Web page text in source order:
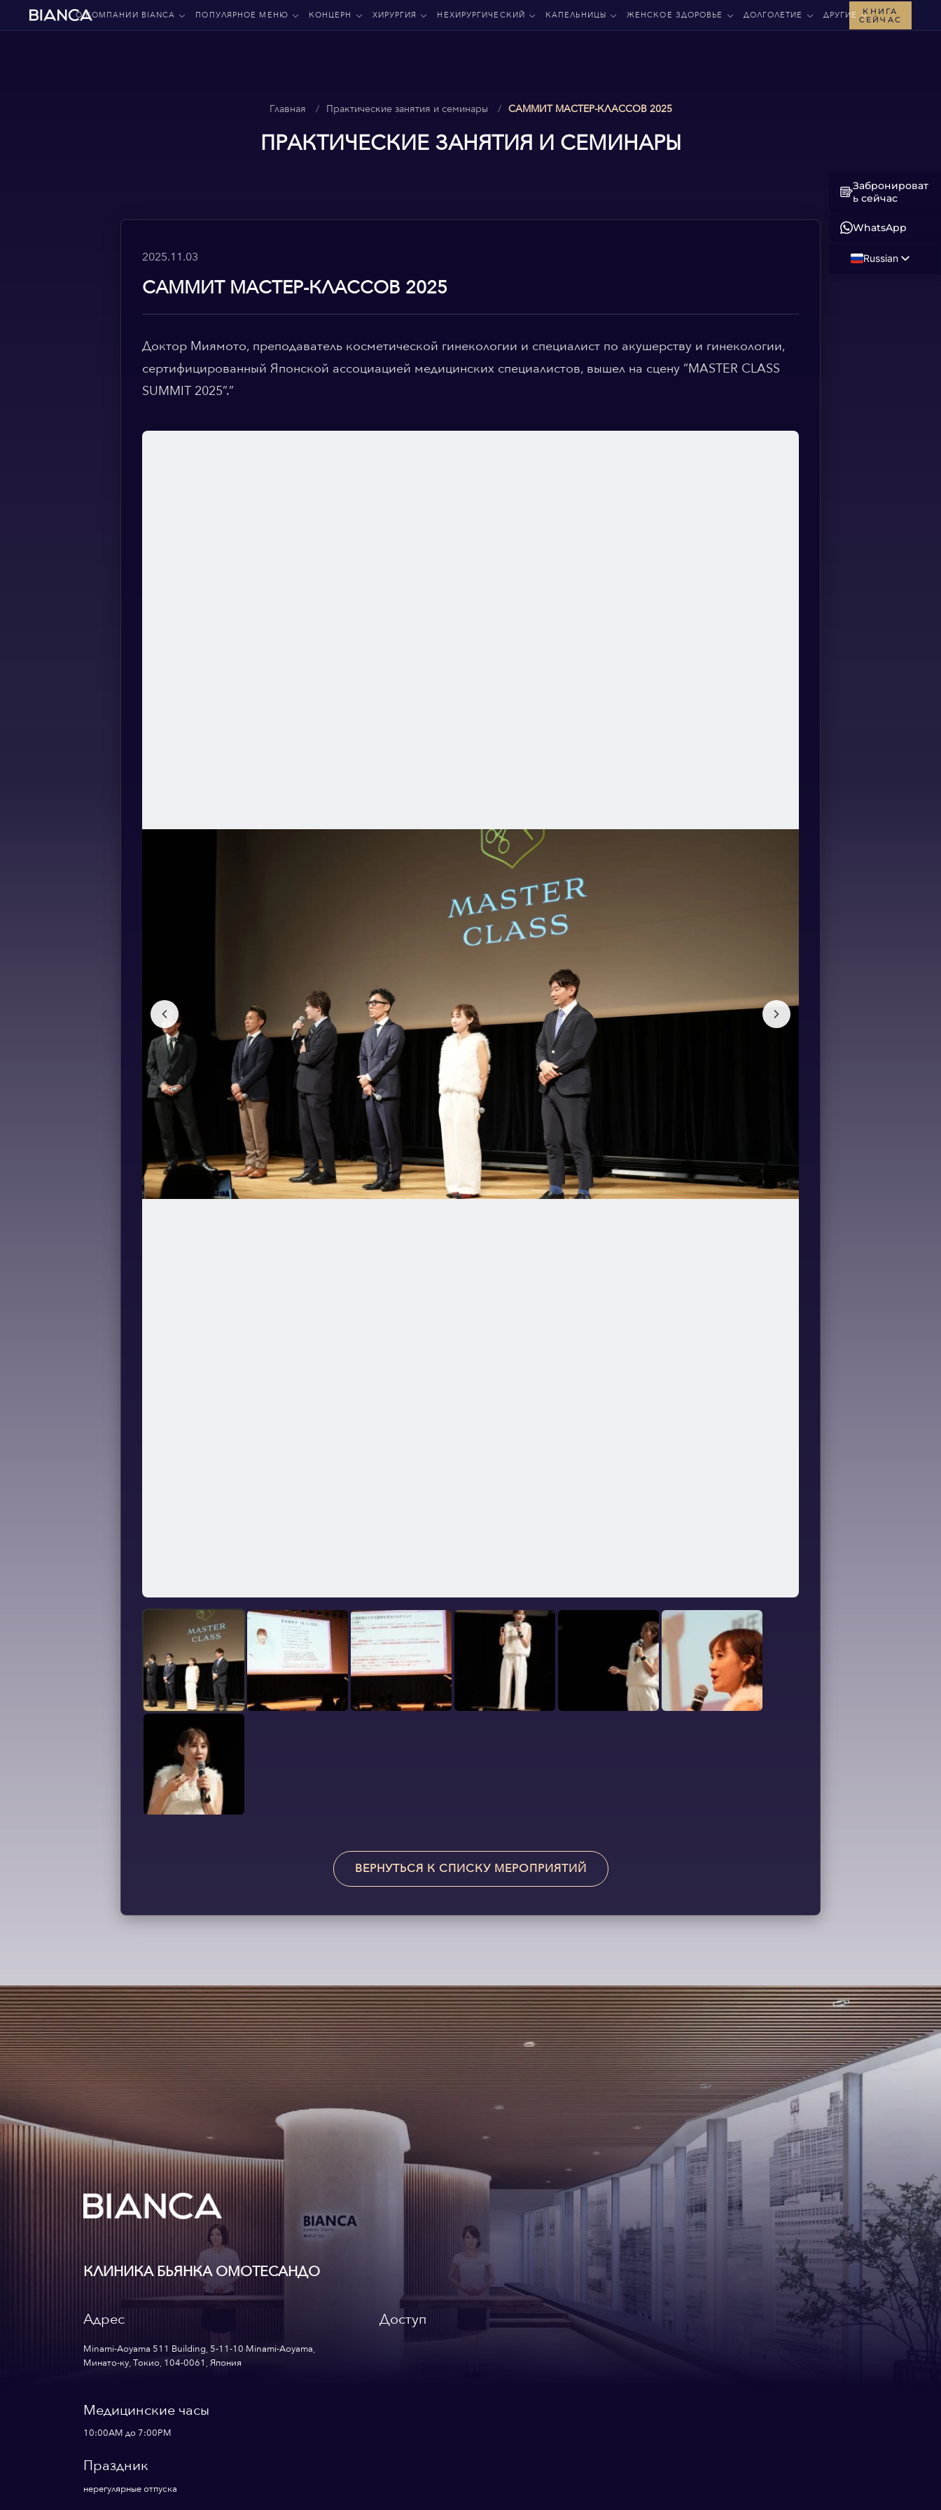
О КОМПАНИИ BIANCA ПОПУЛЯРНОЕ МЕНЮ КОНЦЕРН ХИРУРГИЯ НЕХИРУРГИЧЕСКИЙ КАПЕЛЬНИЦЫ ЖЕНСКОЕ ЗДОРОВЬЕ ДОЛГОЛЕТИЕ ДРУГИЕ
КНИГА
СЕЙЧАС
Главная Практические занятия и семинары САММИТ МАСТЕР-КЛАССОВ 2025
ПРАКТИЧЕСКИЕ ЗАНЯТИЯ И СЕМИНАРЫ
2025.11.03
САММИТ МАСТЕР-КЛАССОВ 2025
Доктор Миямото, преподаватель косметической гинекологии и специалист по акушерству и гинекологии,
сертифицированный Японской ассоциацией медицинских специалистов, вышел на сцену “MASTER CLASS
SUMMIT 2025”.”
ВЕРНУТЬСЯ К СПИСКУ МЕРОПРИЯТИЙ
КЛИНИКА БЬЯНКА ОМОТЕСАНДО
Адрес
Minami-Aoyama 511 Building, 5-11-10 Minami-Aoyama,
Минато-ку, Токио, 104-0061, Япония
Медицинские часы
10:00AM до 7:00PM
Праздник
нерегулярные отпуска
Доступ
Забронироват
ь сейчас
WhatsApp
Russian